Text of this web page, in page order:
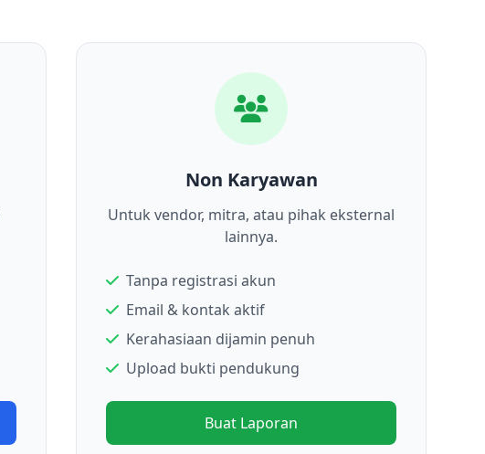
Non Karyawan
Untuk vendor, mitra, atau pihak eksternal
lainnya.
Tanpa registrasi akun
Email & kontak aktif
Kerahasiaan dijamin penuh
Upload bukti pendukung
Buat Laporan